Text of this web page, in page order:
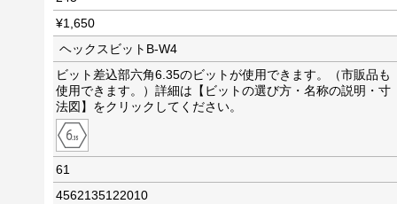
¥1,650
ヘックスビットB-W4
ビット差込部六角6.35のビットが使用できます。（市販品も
使用できます。）詳細は【ビットの選び方・名称の説明・寸
法図】をクリックしてください。
61
4562135122010